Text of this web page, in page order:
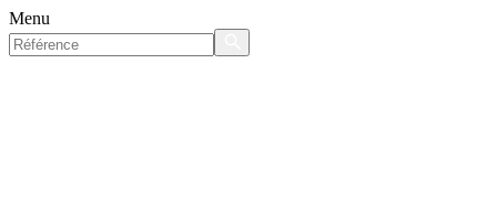
Menu